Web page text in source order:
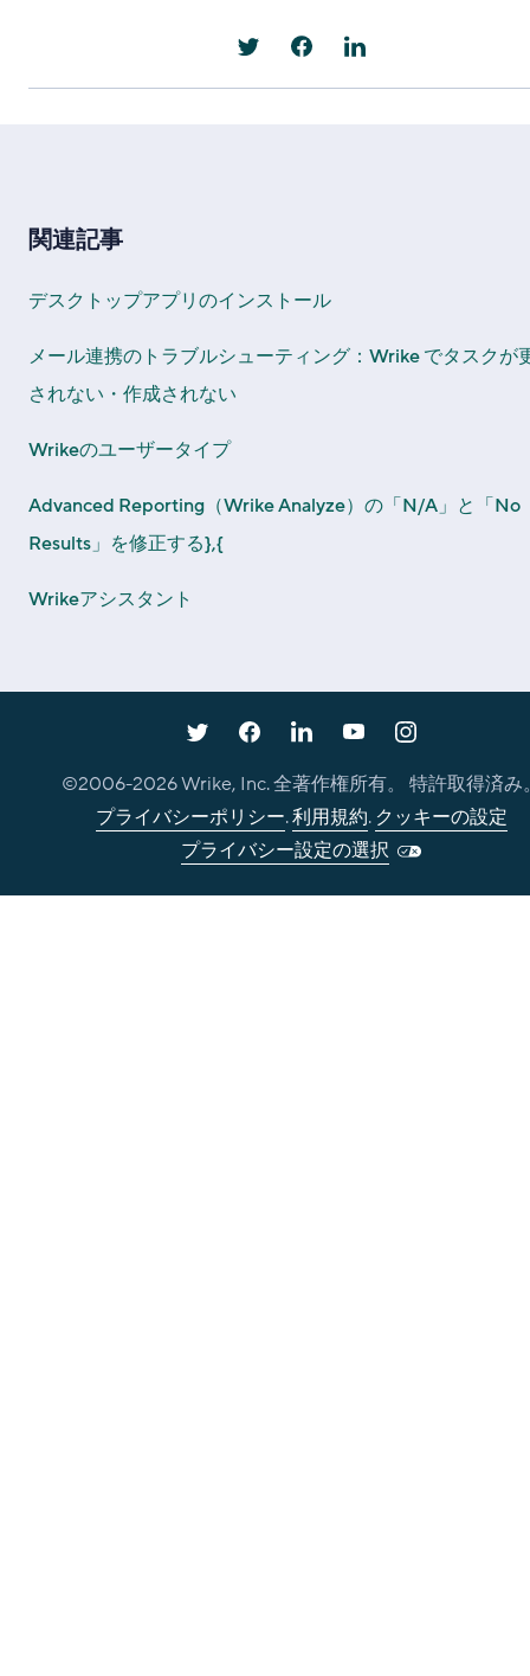
関連記事
デスクトップアプリのインストール
メール連携のトラブルシューティング：Wrike でタスクが
されない・作成されない
Wrikeのユーザータイプ
Advanced Reporting（Wrike Analyze）の「N/A」と「No
Results」を修正する},{
Wrikeアシスタント
©2006-2026Wrike, Inc. 全著作権所有。 特許取得済み
プライバシーポリシー.利用規約. クッキーの設定
プライバシー設定の選択